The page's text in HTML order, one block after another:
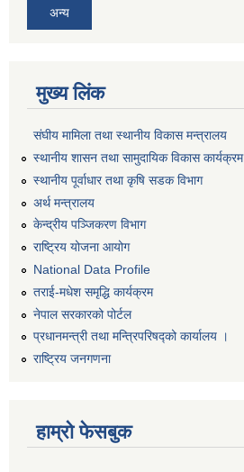
अन्य
मुख्य लिंक
संघीय मामिला तथा स्थानीय विकास मन्त्रालय
स्थानीय शासन तथा सामुदायिक विकास कार्यक्रम
स्थानीय पूर्वाधार तथा कृषि सडक विभाग
अर्थ मन्त्रालय
केन्द्रीय पञ्जिकरण विभाग
राष्ट्रिय योजना आयोग
National Data Profile
तराई-मधेश समृद्धि कार्यक्रम
नेपाल सरकारको पोर्टल
प्रधानमन्त्री तथा मन्त्रिपरिषद्को कार्यालय ।
राष्ट्रिय जनगणना
हाम्रो फेसबुक